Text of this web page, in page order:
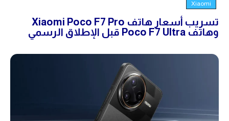
Xiaomi
تسريب أسعار هاتف Xiaomi Poco F7 Pro
وهاتف Poco F7 Ultra قبل الإطلاق الرسمي